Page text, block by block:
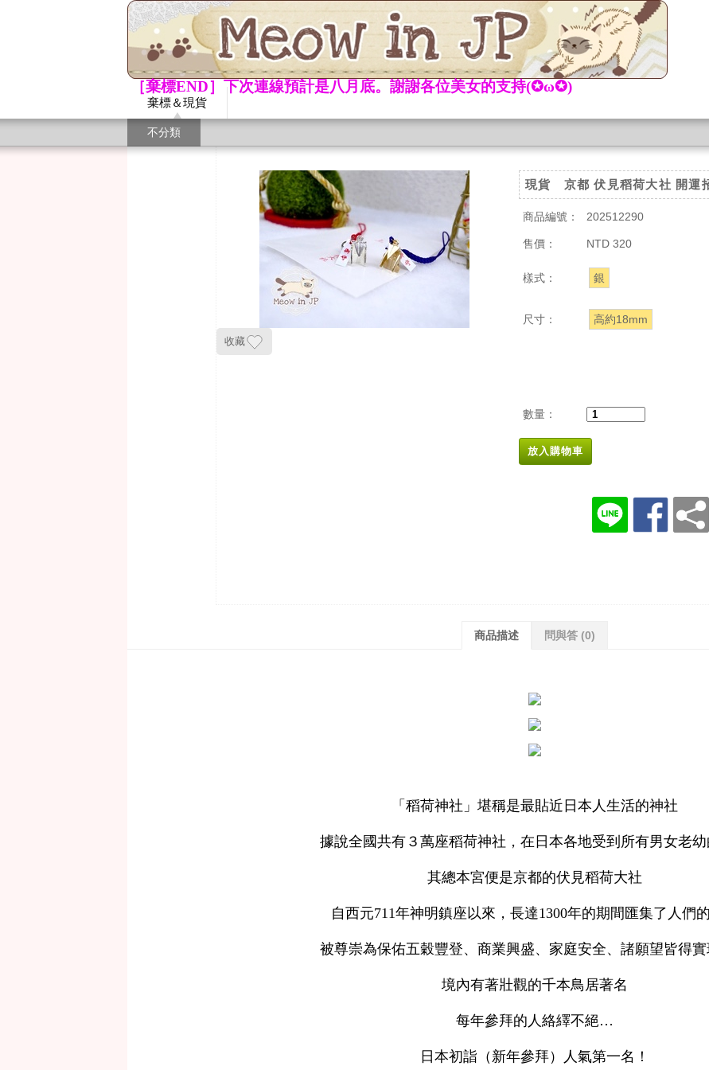
棄標＆現貨
不分類
收藏
現貨 京都 伏見稻荷大社 開運
商品編號： 202512290
售價： NTD 320
樣式： 銀
尺寸： 高約18mm
數量：
放入購物車
商品描述 問與答 (0)
［棄標END］下次連線預計是八月底。謝謝各位美女的支持(✪ω✪)